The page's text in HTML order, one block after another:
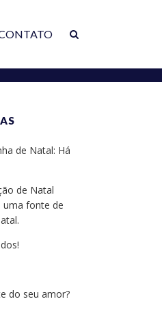
de Natal: Há
de Natal
uma fonte de
do seu amor?